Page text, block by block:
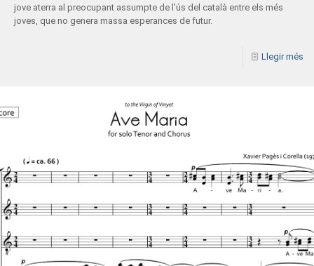
jove aterra al preocupant assumpte de l'ús del català entre els més
joves, que no genera massa esperances de futur.
Llegir més